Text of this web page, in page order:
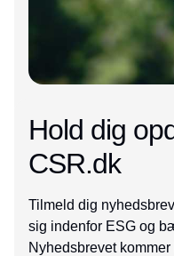
Hold dig
CSR.dk
Tilmeld dig
sig indenfor ESG og
Nyhedsbrevet